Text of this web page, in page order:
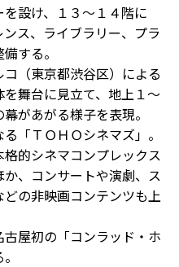
設け、１３～１４階に
ス、ライブラリー、プラ
する。
（東京都渋谷区）による
舞台に見立て、地上１～
があがる様子を表現。
「ＴＯＨＯシネマズ」。
的シネマコンプレックス
、コンサートや演劇、ス
の非映画コンテンツも上
屋初の「コンラッド・ホ